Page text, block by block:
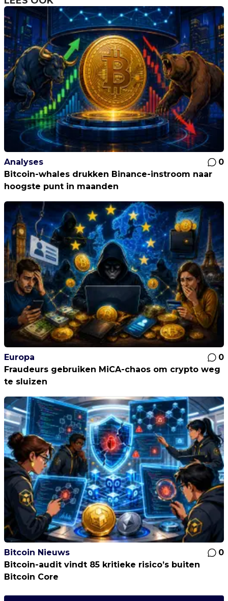
Analyses
0
Bitcoin-whales drukken Binance-instroom naar
hoogste punt in maanden
Europa
0
Fraudeurs gebruiken MiCA-chaos om crypto weg
te sluizen
Bitcoin Nieuws
0
Bitcoin-audit vindt 85 kritieke risico’s buiten
Bitcoin Core